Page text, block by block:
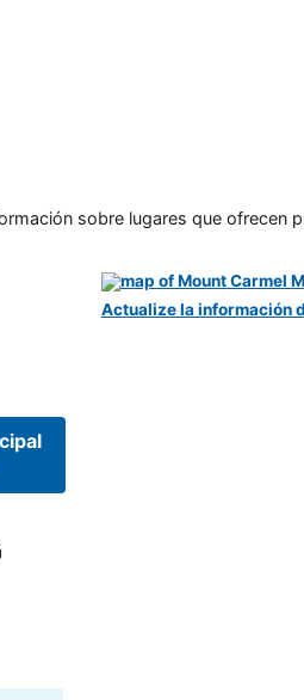
sobre lugares que ofrecen
Actualize la información